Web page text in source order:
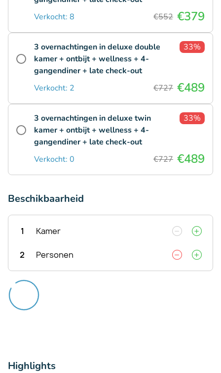
Verkocht: 8 €552 €379
3 overnachtingen in deluxe double
kamer + ontbijt + wellness + 4-
gangendiner + late check-out
33%
Verkocht: 2 €727 €489
3 overnachtingen in deluxe twin
kamer + ontbijt + wellness + 4-
gangendiner + late check-out
33%
Verkocht: 0 €727 €489
Beschikbaarheid
1 Kamer
2 Personen
Highlights